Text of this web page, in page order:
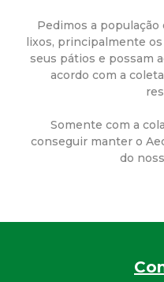
a
d
e
o
Pedimos a
lixos, principalmente
seus pátios e possam
acordo com a
Somente com a
conseguir manter o
do